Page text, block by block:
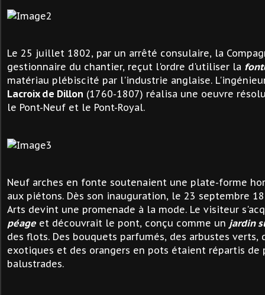
Le 25 juillet 1802, par un arrêté consulaire, la
gestionnaire du chantier, reçut l'ordre d'utiliser la
matériau plébiscité par l'industrie anglaise.
Lacroix de Dillon (1760-1807) réalisa une oeuvre
le Pont-Neuf et le Pont-Royal.
Neuf arches en fonte soutenaient une plate-forme
aux piétons. Dès son inauguration, le 23 septembre
Arts devint une promenade à la mode. Le visiteur
péage et découvrait le pont, conçu comme un jardin
des flots. Des bouquets parfumés, des arbustes verts,
exotiques et des orangers en pots étaient répartis de
balustrades.